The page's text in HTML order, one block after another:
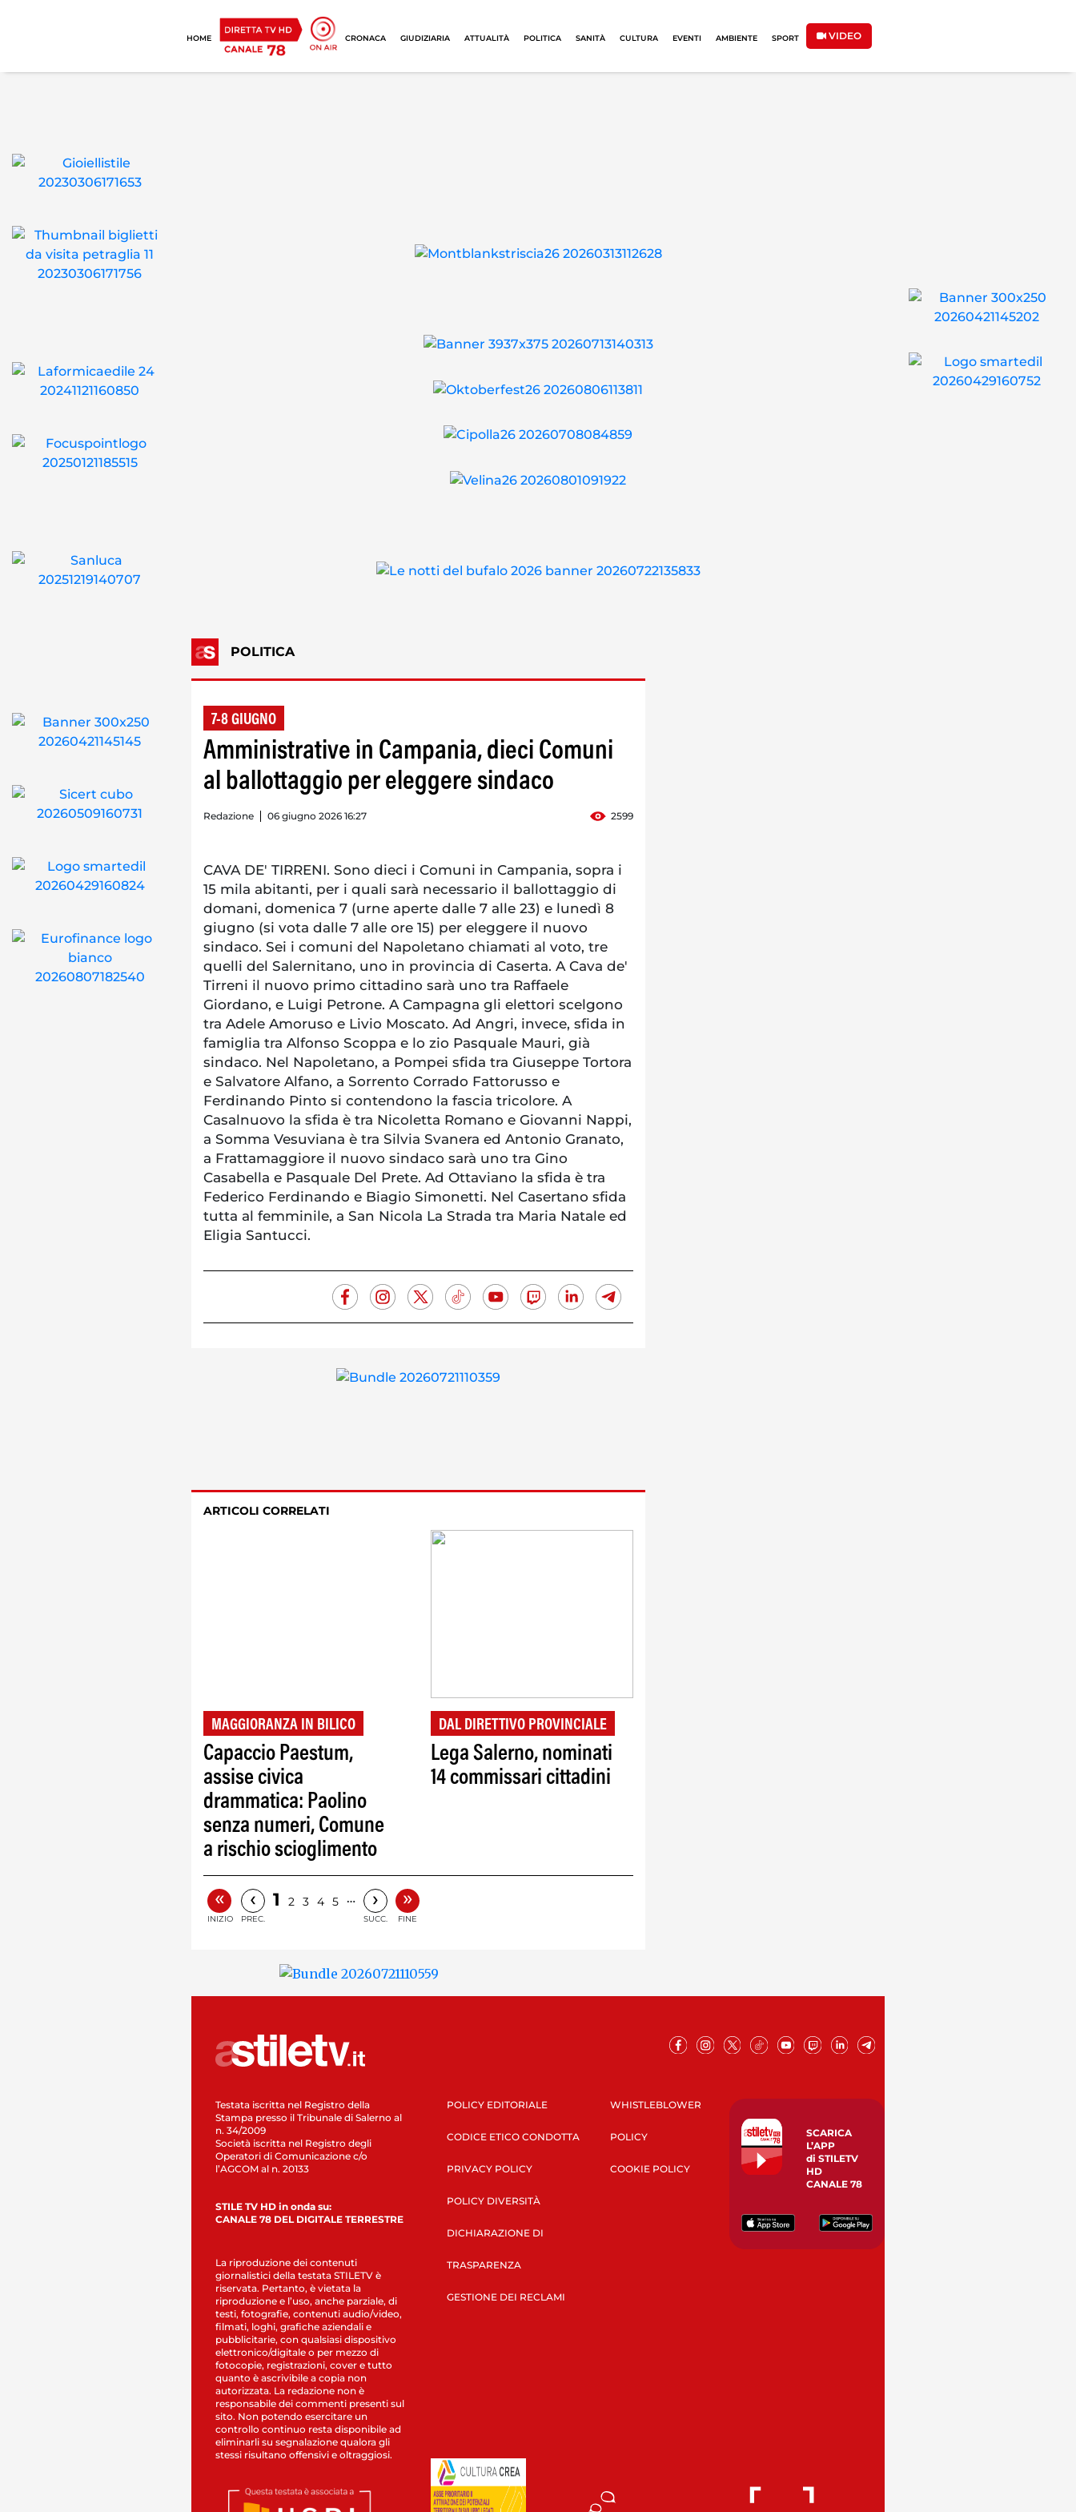
HOME CRONACA GIUDIZIARIA ATTUALITÀ POLITICA SANITÀ CULTURA EVENTI AMBIENTE SPORT VIDEO
POLITICA
7-8 GIUGNO
Amministrative in Campania, dieci Comuni
al ballottaggio per eleggere sindaco
Redazione 06 giugno 2026 16:27 2599
CAVA DE' TIRRENI. Sono dieci i Comuni in Campania, sopra i
15 mila abitanti, per i quali sarà necessario il ballottaggio di
domani, domenica 7 (urne aperte dalle 7 alle 23) e lunedì 8
giugno (si vota dalle 7 alle ore 15) per eleggere il nuovo
sindaco. Sei i comuni del Napoletano chiamati al voto, tre
quelli del Salernitano, uno in provincia di Caserta. A Cava de'
Tirreni il nuovo primo cittadino sarà uno tra Raffaele
Giordano, e Luigi Petrone. A Campagna gli elettori scelgono
tra Adele Amoruso e Livio Moscato. Ad Angri, invece, sfida in
famiglia tra Alfonso Scoppa e lo zio Pasquale Mauri, già
sindaco. Nel Napoletano, a Pompei sfida tra Giuseppe Tortora
e Salvatore Alfano, a Sorrento Corrado Fattorusso e
Ferdinando Pinto si contendono la fascia tricolore. A
Casalnuovo la sfida è tra Nicoletta Romano e Giovanni Nappi,
a Somma Vesuviana è tra Silvia Svanera ed Antonio Granato,
a Frattamaggiore il nuovo sindaco sarà uno tra Gino
Casabella e Pasquale Del Prete. Ad Ottaviano la sfida è tra
Federico Ferdinando e Biagio Simonetti. Nel Casertano sfida
tutta al femminile, a San Nicola La Strada tra Maria Natale ed
Eligia Santucci.
ARTICOLI CORRELATI
MAGGIORANZA IN BILICO
Capaccio Paestum,
assise civica
drammatica: Paolino
senza numeri, Comune
a rischio scioglimento
DAL DIRETTIVO PROVINCIALE
Lega Salerno, nominati
14 commissari cittadini
«
INIZIO
‹
PREC.
1 2 3 4 5 … ›
SUCC.
»
FINE
Testata iscritta nel Registro della
Stampa presso il Tribunale di Salerno al
n. 34/2009
Società iscritta nel Registro degli
Operatori di Comunicazione c/o
l’AGCOM al n. 20133
STILE TV HD in onda su:
CANALE 78 DEL DIGITALE TERRESTRE
La riproduzione dei contenuti
giornalistici della testata STILETV è
riservata. Pertanto, è vietata la
riproduzione e l’uso, anche parziale, di
testi, fotografie, contenuti audio/video,
filmati, loghi, grafiche aziendali e
pubblicitarie, con qualsiasi dispositivo
elettronico/digitale o per mezzo di
fotocopie, registrazioni, cover e tutto
quanto è ascrivibile a copia non
autorizzata. La redazione non è
responsabile dei commenti presenti sul
sito. Non potendo esercitare un
controllo continuo resta disponibile ad
eliminarli su segnalazione qualora gli
stessi risultano offensivi e oltraggiosi.
POLICY EDITORIALE
CODICE ETICO CONDOTTA
PRIVACY POLICY
POLICY DIVERSITÀ
DICHIARAZIONE DI
TRASPARENZA
GESTIONE DEI RECLAMI
WHISTLEBLOWER
POLICY
COOKIE POLICY
SCARICA
L’APP
di STILETV
HD
CANALE 78